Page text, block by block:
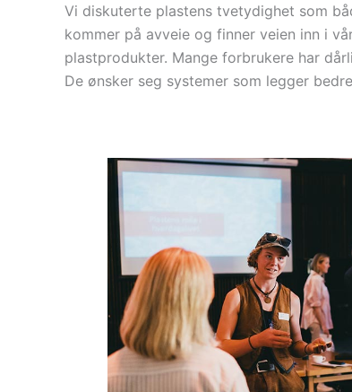
Vi diskuterte plastens tvetydighet som
kommer på avveie og finner veien inn i
plastprodukter. Mange forbrukere har
De ønsker seg systemer som legger